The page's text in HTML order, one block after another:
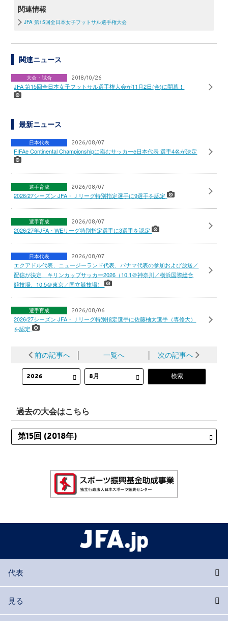
関連情報
JFA 第15回全日本女子フットサル選手権大会
関連ニュース
大会・試合 2018/10/26
JFA 第15回全日本女子フットサル選手権大会が11月2日(金)に開幕！
最新ニュース
日本代表 2026/08/07
FIFAe Continental Championshipに臨むサッカーe日本代表 選手4名が決定
選手育成 2026/08/07
2026/27シーズン JFA・Ｊリーグ特別指定選手に9選手を認定
選手育成 2026/08/07
2026/27年JFA・WEリーグ特別指定選手に3選手を認定
日本代表 2026/08/07
エクアドル代表、ニュージーランド代表、パナマ代表の参加および放送／
配信が決定 キリンカップサッカー2026（10.1＠神奈川／横浜国際総合
競技場、10.5＠東京／国立競技場）
選手育成 2026/08/06
2026/27シーズン JFA・Ｊリーグ特別指定選手に佐藤柚太選手（専修大）
を認定
前の記事へ │ 一覧へ │ 次の記事へ
過去の大会はこちら
代表
見る